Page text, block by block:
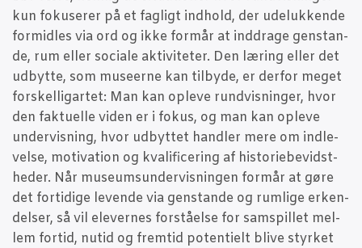
kun foku­se­rer på et fag­ligt ind­hold, der ude­luk­ken­de
for­mid­les via ord og ikke for­mår at ind­dra­ge gen­stan­
de, rum eller soci­a­le akti­vi­te­ter. Den læring eller det
udbyt­te, som muse­er­ne kan til­by­de, er der­for meget
for­skel­lig­ar­tet: Man kan ople­ve rund­vis­nin­ger, hvor
den fak­tu­el­le viden er i fokus, og man kan ople­ve
under­vis­ning, hvor udbyt­tet hand­ler mere om ind­le­
vel­se, moti­va­tion og kva­li­fi­ce­ring af histo­ri­e­be­vidst­
he­der. Når muse­ums­un­der­vis­nin­gen for­mår at gøre
det for­ti­di­ge leven­de via gen­stan­de og rum­li­ge erken­
del­ser, så vil ele­ver­nes for­stå­el­se for sam­spil­let mel­
lem for­tid, nutid og frem­tid poten­ti­elt bli­ve styr­ket